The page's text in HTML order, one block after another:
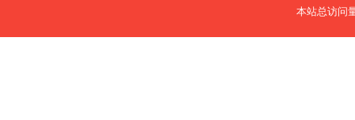
本站总访问